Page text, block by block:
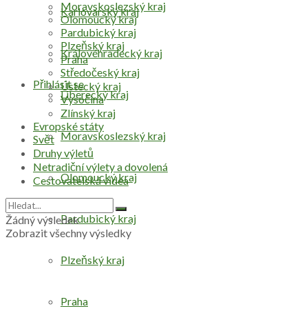
Přihlásit se
Karlovarský kraj
Královéhradecký kraj
Liberecký kraj
Moravskoslezský kraj
Olomoucký kraj
Pardubický kraj
Plzeňský kraj
Praha
Moravskoslezský kraj
Olomoucký kraj
Pardubický kraj
Plzeňský kraj
Praha
Středočeský kraj
Ústecký kraj
Vysočina
Zlínský kraj
Evropské státy
Svět
Druhy výletů
Netradiční výlety a dovolená
Cestovatelská videa
Žádný výsledek
Zobrazit všechny výsledky